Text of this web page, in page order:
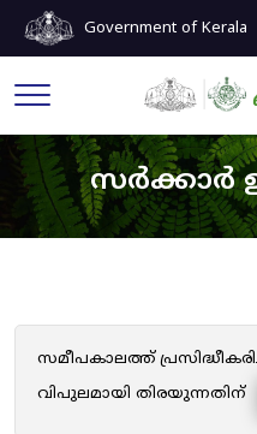
Government of Kerala
സമീപകാലത്ത്
വിപുലമായി തിരയുന്നതിന്